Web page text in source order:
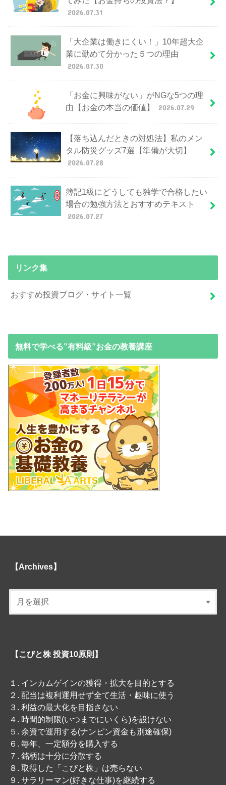
2026.07.31
「大企業は働きにくい！」10年超大企
業に勤めて分かった５つの理由
2026.07.30
「お金に興味がない」がNGな5つの理
由【お金の本当の価値】
2026.07.29
【落ち込んだときの対処法】私のメン
タル防災グッズ7選【準備が大切】
2026.07.28
簿記1級にどうしても独学で合格したい
場合の勉強方法とおすすめテキスト
2026.07.27
リンク集
おすすめ投資ブログ・サイト一覧
無料で学べる”有料級”お金の教養講座
【Archives】
【こびと株 投資10原則】
１. インカムゲインの獲得・拡大を目的とする
２. 配当は複利運用せず全て生活・趣味に使う
３. 利益の最大化を目指さない
４. 時間的制限(いつまでにいくら)を設けない
５. 余資で運用する(ナンピン資金も別途確保)
６. 毎年、一定額分を購入する
７. 銘柄は十分に分散する
８. 取得した「こびと株」は売らない
９. サラリーマン(好きな仕事)を継続する